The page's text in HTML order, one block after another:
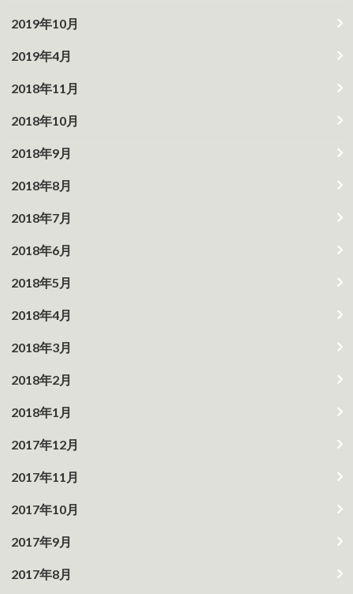
2019年10月
2019年4月
2018年11月
2018年10月
2018年9月
2018年8月
2018年7月
2018年6月
2018年5月
2018年4月
2018年3月
2018年2月
2018年1月
2017年12月
2017年11月
2017年10月
2017年9月
2017年8月